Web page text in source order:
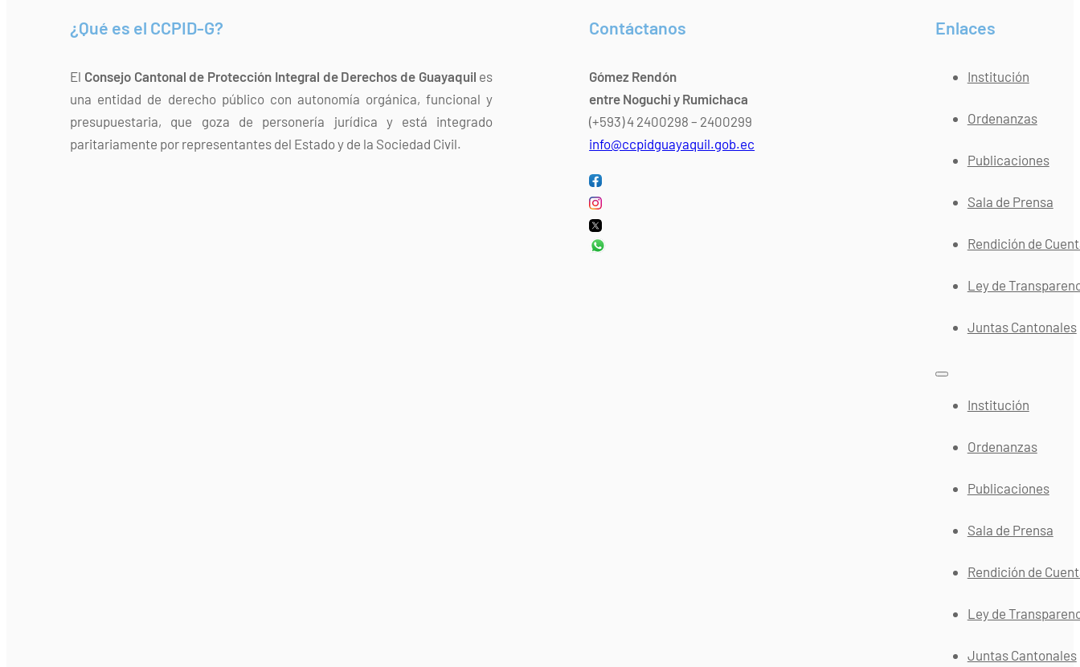
¿Qué es el CCPID-G?
El Consejo Cantonal de Protección Integral de Derechos de Guayaquil es
una entidad de derecho público con autonomía orgánica, funcional y
presupuestaria, que goza de personería jurídica y está integrado
paritariamente por representantes del Estado y de la Sociedad Civil.
Contáctanos
Gómez Rendón
entre Noguchi y Rumichaca
(+593) 4 2400298 – 2400299
info@ccpidguayaquil.gob.ec
Enlaces
Institución
Ordenanzas
Publicaciones
Sala de Prensa
Rendición de
Ley de
Juntas Cantonales
Institución
Ordenanzas
Publicaciones
Sala de Prensa
Rendición de
Ley de
Juntas Cantonales